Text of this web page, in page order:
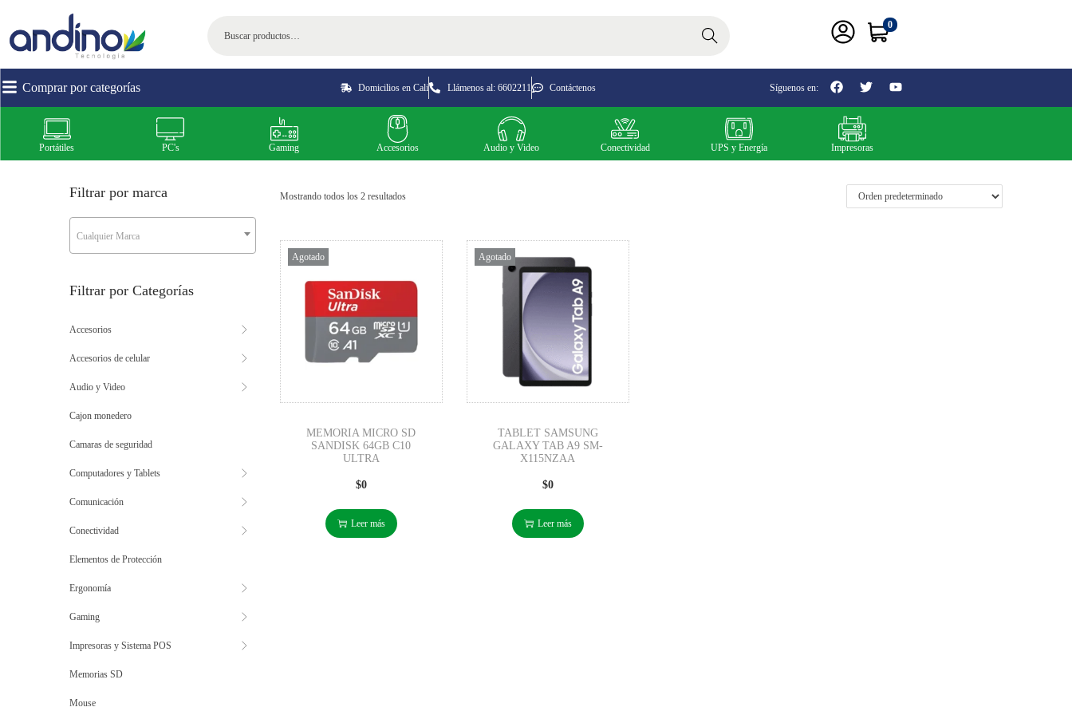
Buscar
0
Comprar por categorías Domicilios en Cali Llámenos al: 6602211 Contáctenos Síguenos en:
Portátiles PC's Gaming Accesorios Audio y Video Conectividad UPS y Energía Impresoras
Mostrando todos los 2 resultados
Agotado
MEMORIA MICRO SD
SANDISK 64GB C10
ULTRA
$0
Leer más
Agotado
TABLET SAMSUNG
GALAXY TAB A9 SM-
X115NZAA
$0
Leer más
Filtrar por marca
Cualquier Marca
Filtrar por Categorías
Accesorios
Accesorios de celular
Audio y Video
Cajon monedero
Camaras de seguridad
Computadores y Tablets
Comunicación
Conectividad
Elementos de Protección
Ergonomía
Gaming
Impresoras y Sistema POS
Memorias SD
Mouse